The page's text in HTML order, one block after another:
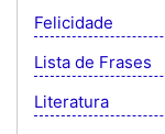
Felicidade
Lista de Frases
Literatura